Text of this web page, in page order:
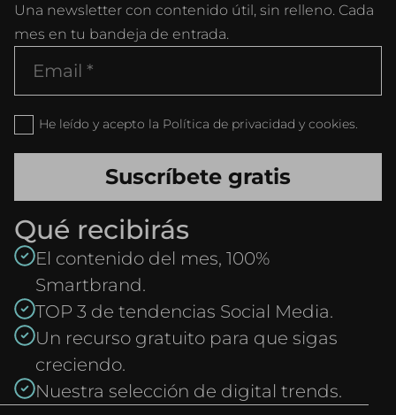
Una newsletter con contenido útil, sin relleno. Cada
mes en tu bandeja de entrada.
He leído y acepto la Política de privacidad y cookies.
Qué recibirás
El contenido del mes, 100%
Smartbrand.
TOP 3 de tendencias Social Media.
Un recurso gratuito para que sigas
creciendo.
Nuestra selección de digital trends.